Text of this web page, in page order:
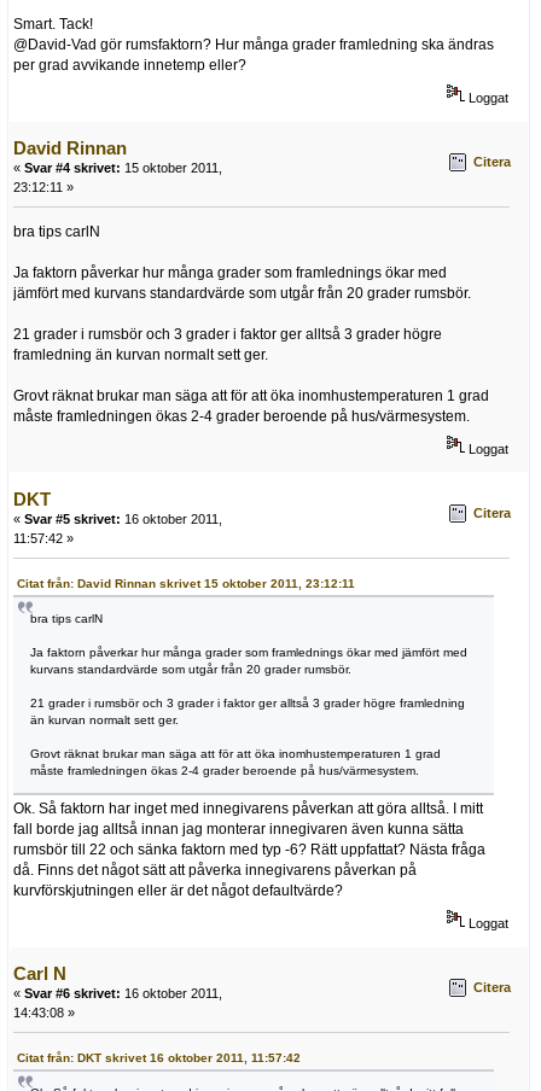
Smart. Tack!
@David-Vad gör rumsfaktorn? Hur många grader framledning ska ändras
per grad avvikande innetemp eller?
Loggat
David Rinnan
« Svar #4 skrivet: 15 oktober 2011,
23:12:11 »
Citera
bra tips carlN
Ja faktorn påverkar hur många grader som framlednings ökar med
jämfört med kurvans standardvärde som utgår från 20 grader rumsbör.
21 grader i rumsbör och 3 grader i faktor ger alltså 3 grader högre
framledning än kurvan normalt sett ger.
Grovt räknat brukar man säga att för att öka inomhustemperaturen 1 grad
måste framledningen ökas 2-4 grader beroende på hus/värmesystem.
Loggat
DKT
« Svar #5 skrivet: 16 oktober 2011,
11:57:42 »
Citera
Citat från: David Rinnan skrivet 15 oktober 2011, 23:12:11
bra tips carlN
Ja faktorn påverkar hur många grader som framlednings ökar med jämfört med
kurvans standardvärde som utgår från 20 grader rumsbör.
21 grader i rumsbör och 3 grader i faktor ger alltså 3 grader högre framledning
än kurvan normalt sett ger.
Grovt räknat brukar man säga att för att öka inomhustemperaturen 1 grad
måste framledningen ökas 2-4 grader beroende på hus/värmesystem.
Ok. Så faktorn har inget med innegivarens påverkan att göra alltså. I mitt
fall borde jag alltså innan jag monterar innegivaren även kunna sätta
rumsbör till 22 och sänka faktorn med typ -6? Rätt uppfattat? Nästa fråga
då. Finns det något sätt att påverka innegivarens påverkan på
kurvförskjutningen eller är det något defaultvärde?
Loggat
Carl N
« Svar #6 skrivet: 16 oktober 2011,
14:43:08 »
Citera
Citat från: DKT skrivet 16 oktober 2011, 11:57:42